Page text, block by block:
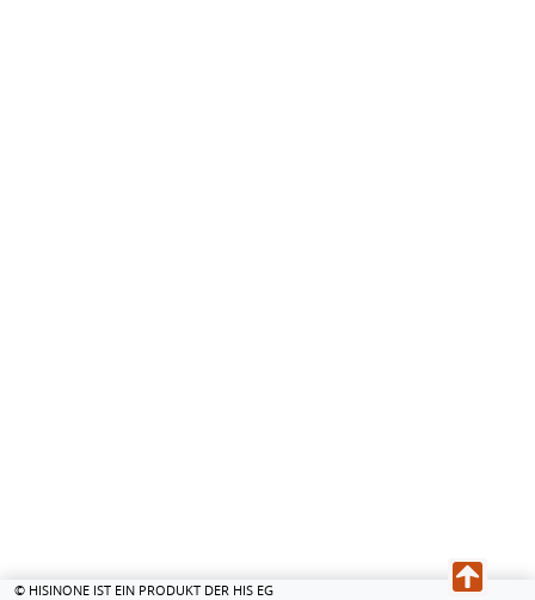
© HISINONE IST EIN PRODUKT DER HIS EG